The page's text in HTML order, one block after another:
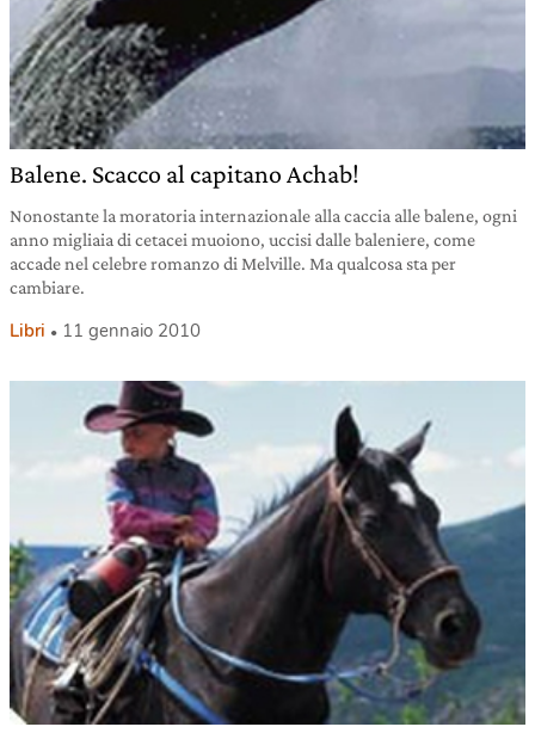
Balene. Scacco al capitano Achab!
Nonostante la moratoria internazionale alla caccia alle balene, ogni
anno migliaia di cetacei muoiono, uccisi dalle baleniere, come
accade nel celebre romanzo di Melville. Ma qualcosa sta per
cambiare.
Libri 11 gennaio 2010